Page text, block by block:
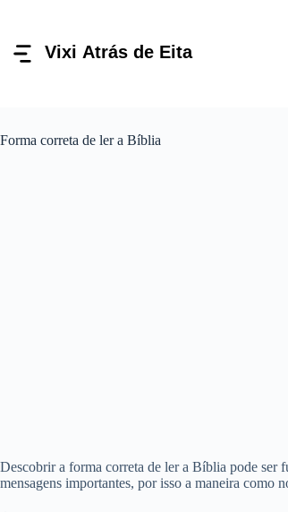
conteúdo
Forma correta de ler a Bíblia
Descobrir a forma correta de ler a Bíblia pode ser
mensagens importantes, por isso a maneira como